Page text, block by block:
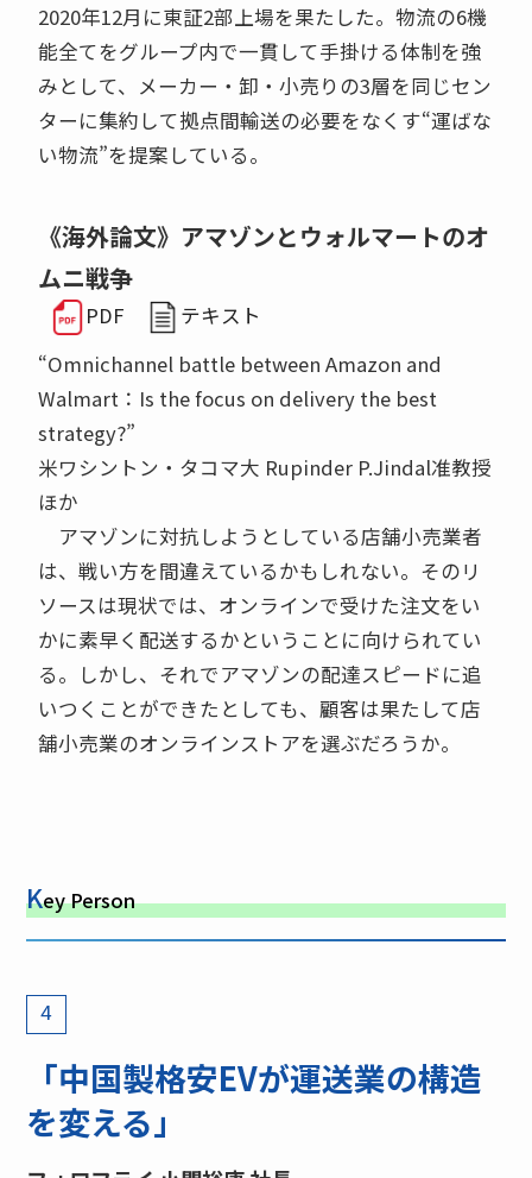
2020年12月に東証2部上場を果たした。物流の6機
能全てをグループ内で一貫して手掛ける体制を強
みとして、メーカー・卸・小売りの3層を同じセン
ターに集約して拠点間輸送の必要をなくす“運ばな
い物流”を提案している。
《海外論文》アマゾンとウォルマートのオ
ムニ戦争
PDF
テキスト
“Omnichannel battle between Amazon and
Walmart：Is the focus on delivery the best
strategy?”
米ワシントン・タコマ大 Rupinder P.Jindal准教授
ほか
アマゾンに対抗しようとしている店舗小売業者
は、戦い方を間違えているかもしれない。そのリ
ソースは現状では、オンラインで受けた注文をい
かに素早く配送するかということに向けられてい
る。しかし、それでアマゾンの配達スピードに追
いつくことができたとしても、顧客は果たして店
舗小売業のオンラインストアを選ぶだろうか。
Key Person
4
「中国製格安EVが運送業の構造
を変える」